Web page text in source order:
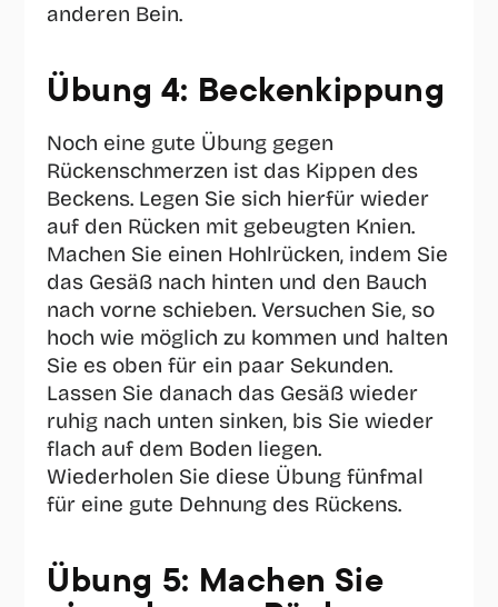
anderen Bein.
Übung 4: Beckenkippung
Noch eine gute Übung gegen
Rückenschmerzen ist das Kippen des
Beckens. Legen Sie sich hierfür wieder
auf den Rücken mit gebeugten Knien.
Machen Sie einen Hohlrücken, indem Sie
das Gesäß nach hinten und den Bauch
nach vorne schieben. Versuchen Sie, so
hoch wie möglich zu kommen und halten
Sie es oben für ein paar Sekunden.
Lassen Sie danach das Gesäß wieder
ruhig nach unten sinken, bis Sie wieder
flach auf dem Boden liegen.
Wiederholen Sie diese Übung fünfmal
für eine gute Dehnung des Rückens.
Übung 5: Machen Sie